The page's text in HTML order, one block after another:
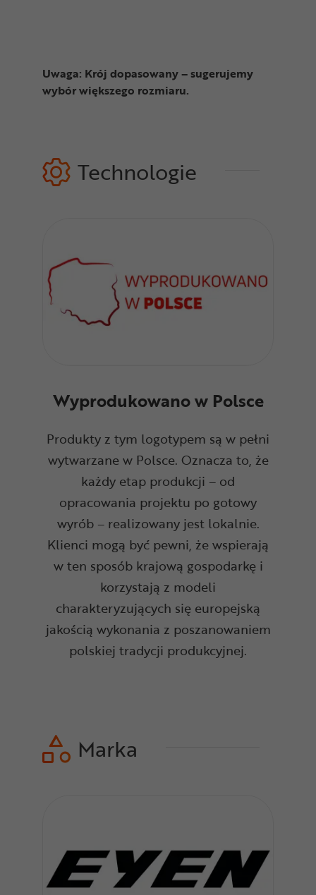
Uwaga: Krój dopasowany – sugerujemy
wybór większego rozmiaru.
Technologie
Wyprodukowano w Polsce
Produkty z tym logotypem są w pełni
wytwarzane w Polsce. Oznacza to, że
każdy etap produkcji – od
opracowania projektu po gotowy
wyrób – realizowany jest lokalnie.
Klienci mogą być pewni, że wspierają
w ten sposób krajową gospodarkę i
korzystają z modeli
charakteryzujących się europejską
jakością wykonania z poszanowaniem
polskiej tradycji produkcyjnej.
Marka